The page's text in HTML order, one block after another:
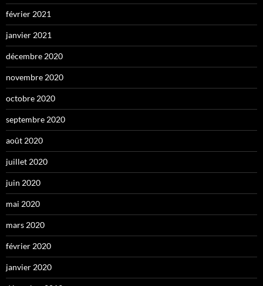
février 2021
janvier 2021
décembre 2020
novembre 2020
octobre 2020
septembre 2020
août 2020
juillet 2020
juin 2020
mai 2020
mars 2020
février 2020
janvier 2020